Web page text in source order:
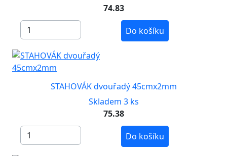
74.83
Do košíku
STAHOVÁK dvouřadý 45cmx2mm
Skladem 3 ks
75.38
Do košíku